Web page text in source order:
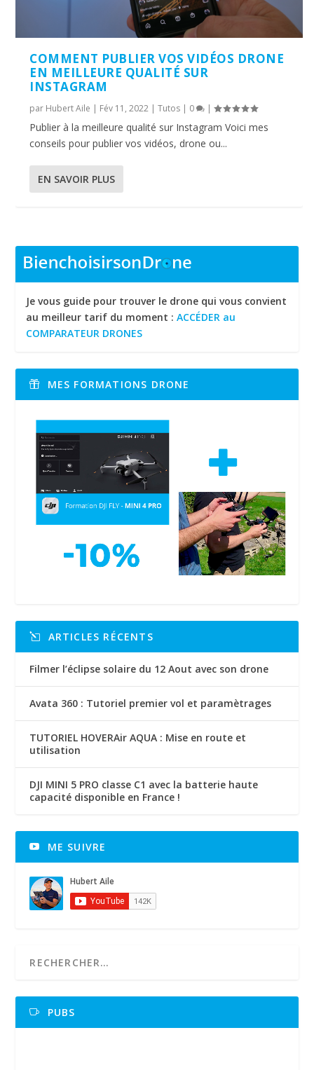
COMMENT PUBLIER VOS VIDÉOS DRONE
EN MEILLEURE QUALITÉ SUR
INSTAGRAM
par Hubert Aile | Fév 11, 2022 |Tutos | 0 |
Publier à la meilleure qualité sur Instagram Voici mes
conseils pour publier vos vidéos, drone ou...
EN SAVOIR PLUS
Je vous guide pour trouver le drone qui vous convient
au meilleur tarif du moment :ACCÉDER au
COMPARATEUR DRONES
MES FORMATIONS DRONE
ARTICLES RÉCENTS
Filmer l’éclipse solaire du 12 Aout avec son drone
Avata 360 : Tutoriel premier vol et paramètrages
TUTORIEL HOVERAir AQUA : Mise en route et
utilisation
DJI MINI 5 PRO classe C1 avec la batterie haute
capacité disponible en France !
ME SUIVRE
PUBS